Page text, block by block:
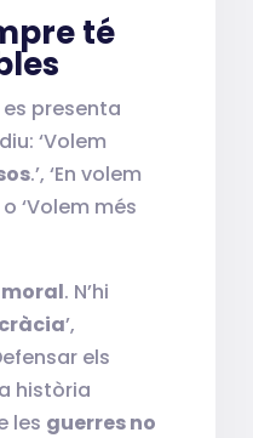
té
presenta
‘Volem
.’, ‘En volem
o ‘Volem més
. N’hi
’,
els
història
les guerres no